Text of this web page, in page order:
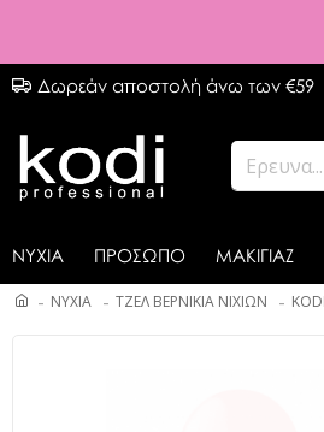
Δωρεάν αποστολή άνω των €59
ΝΥΧΙΑ ΠΡΟΣΩΠΟ ΜΑΚΙΓΙΑΖ
ΝΥΧΙΑ ΤΖΕΛ ΒΕΡΝΙΚΙΑ ΝΙΧΙΩΝ